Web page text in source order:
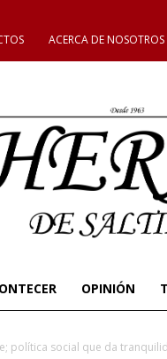
ACERCA DE NOSOTROS
OPINIÓN
política social que da